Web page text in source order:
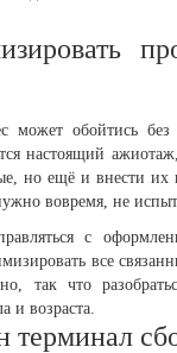
может обойтись
настоящий
но ещё и внести их
вовремя, не
с
все
так что
и возраста.
терминал